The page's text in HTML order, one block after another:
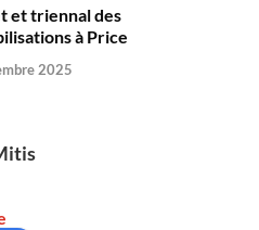
et triennal des
à Price
2025